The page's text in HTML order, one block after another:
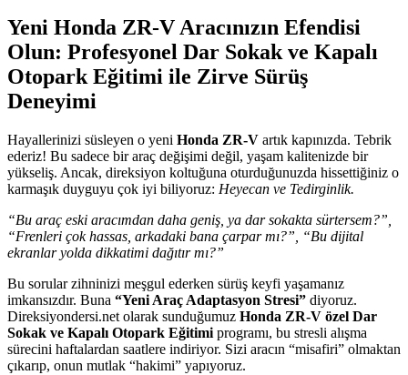
Yeni Honda ZR-V Aracınızın Efendisi
Olun: Profesyonel Dar Sokak ve Kapalı
Otopark Eğitimi ile Zirve Sürüş
Deneyimi
Hayallerinizi süsleyen o yeni Honda ZR-V artık kapınızda. Tebrik
ederiz! Bu sadece bir araç değişimi değil, yaşam kalitenizde bir
yükseliş. Ancak, direksiyon koltuğuna oturduğunuzda hissettiğiniz o
karmaşık duyguyu çok iyi biliyoruz: Heyecan ve Tedirginlik.
“Bu araç eski aracımdan daha geniş, ya dar sokakta sürtersem?”,
“Frenleri çok hassas, arkadaki bana çarpar mı?”, “Bu dijital
ekranlar yolda dikkatimi dağıtır mı?”
Bu sorular zihninizi meşgul ederken sürüş keyfi yaşamanız
imkansızdır. Buna “Yeni Araç Adaptasyon Stresi” diyoruz.
Direksiyondersi.net olarak sunduğumuz Honda ZR-V özel Dar
Sokak ve Kapalı Otopark Eğitimi programı, bu stresli alışma
sürecini haftalardan saatlere indiriyor. Sizi aracın “misafiri” olmaktan
çıkarıp, onun mutlak “hakimi” yapıyoruz.